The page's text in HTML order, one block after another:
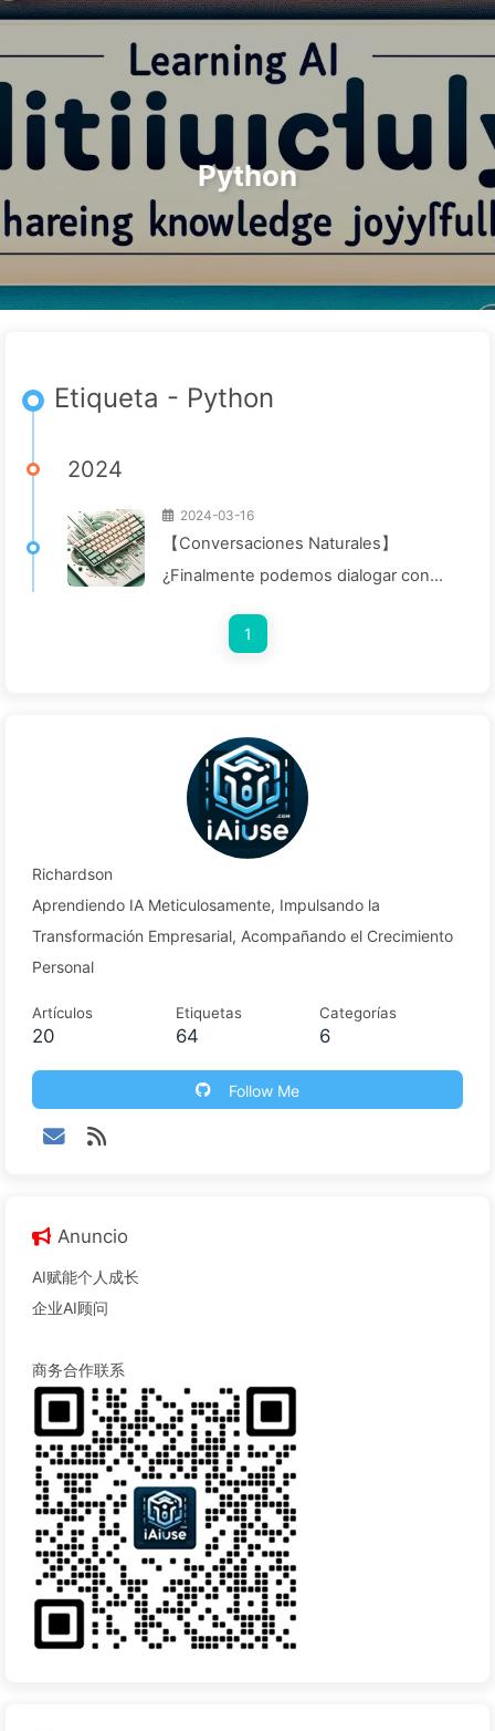
Buscar Inicio Archivos Etiquetas
Categorías Enlaces Acerca de 🇪🇸 Español
Python
Etiqueta - Python
2024
2024-03-16
【Conversaciones Naturales】
¿Finalmente podemos dialogar con
programación? — Aprendiendo AI 029
1
Richardson
Aprendiendo IA Meticulosamente, Impulsando la
Transformación Empresarial, Acompañando el Crecimiento
Personal
Artículos
20
Etiquetas
64
Categorías
6
Follow Me
Anuncio
AI赋能个人成长
企业AI顾问
商务合作联系